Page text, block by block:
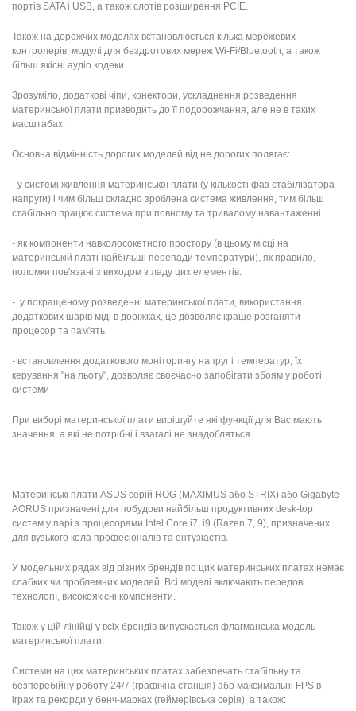
портів SATA і USB, а також слотів розширення PCIE.
Також на дорожчих моделях встановлюється кілька мережевих
контролерів, модулі для бездротових мереж Wi-Fi/Bluetooth, а також
більш якісні аудіо кодеки.
Зрозуміло, додаткові чіпи, конектори, ускладнення розведення
материнської плати призводить до її подорожчання, але не в таких
масштабах.
Основна відмінність дорогих моделей від не дорогих полягає:
- у системі живлення материнської плати (у кількості фаз стабілізатора
напруги) і чим більш складно зроблена система живлення, тим більш
стабільно працює система при повному та тривалому навантаженні
- як компоненти навколосокетного простору (в цьому місці на
материнській платі найбільші перепади температури), як правило,
поломки пов'язані з виходом з ладу цих елементів.
- у покращеному розведенні материнської плати, використання
додаткових шарів міді в доріжках, це дозволяє краще розганяти
процесор та пам'ять.
- встановлення додаткового моніторингу напруг і температур, їх
керування "на льоту", дозволяє своєчасно запобігати збоям у роботі
системи
При виборі материнської плати вирішуйте які функції для Вас мають
значення, а які не потрібні і взагалі не знадобляться.
Материнські плати ASUS серій ROG (MAXIMUS або STRIX) або Gigabyte
AORUS призначені для побудови найбільш продуктивних desk-top
систем у парі з процесорами Intel Core i7, i9 (Razen 7, 9), призначених
для вузького кола професіоналів та ентузіастів.
У модельних рядах від різних брендів по цих материнських платах немає
слабких чи проблемних моделей. Всі моделі включають передові
технології, високоякісні компоненти.
Також у цій лінійці у всіх брендів випускається флагманська модель
материнської плати.
Системи на цих материнських платах забезпечать стабільну та
безперебійну роботу 24/7 (графічна станція) або максимальні FPS в
іграх та рекорди у бенч-марках (геймерівська серія), а також: